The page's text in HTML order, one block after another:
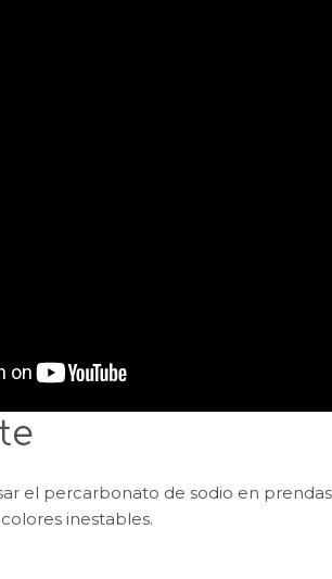
el percarbonato de sodio en
inestables.